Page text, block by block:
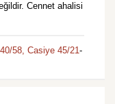
Cennet ahalisi
58, Casiye 45/21-